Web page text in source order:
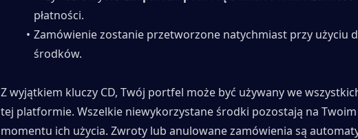
płatności.
Zamówienie zostanie przetworzone natychmiast przy użyciu
środków.
Z wyjątkiem kluczy CD, Twój portfel może być używany we
tej platformie. Wszelkie niewykorzystane środki pozostają na
momentu ich użycia. Zwroty lub anulowane zamówienia są